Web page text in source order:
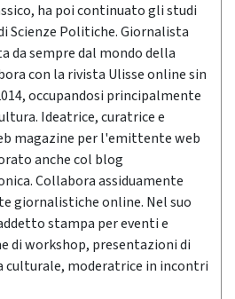
ha poi continuato gli studi
Scienze Politiche. Giornalista
da sempre dal mondo della
con la rivista Ulisse online sin
occupandosi principalmente
Ideatrice, curatrice e
magazine per l'emittente web
anche col blog
Collabora assiduamente
giornalistiche online. Nel suo
stampa per eventi e
di workshop, presentazioni di
culturale, moderatrice in incontri